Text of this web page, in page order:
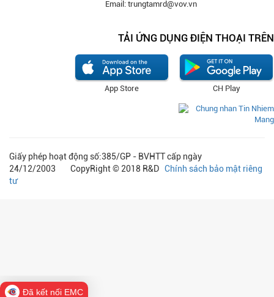
Email: trungtamrd@vov.vn
TẢI ỨNG DỤNG ĐIỆN THOẠI TRÊN
CH Play
App Store
Giấy phép hoạt động số:385/GP - BVHTT cấp ngày
24/12/2003 CopyRight © 2018 R&D Chính sách bảo mật riêng
tư
Đã kết nối EMC